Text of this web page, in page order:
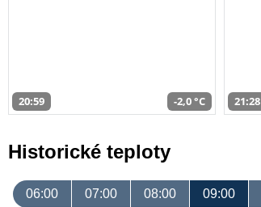
20:59 -2,0 °C 21:28
Historické teploty
06:00 07:00 08:00 09:00